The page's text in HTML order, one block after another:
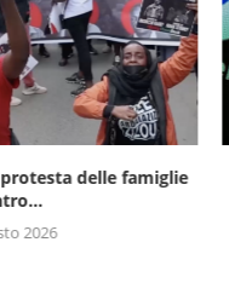
delle famiglie
2026